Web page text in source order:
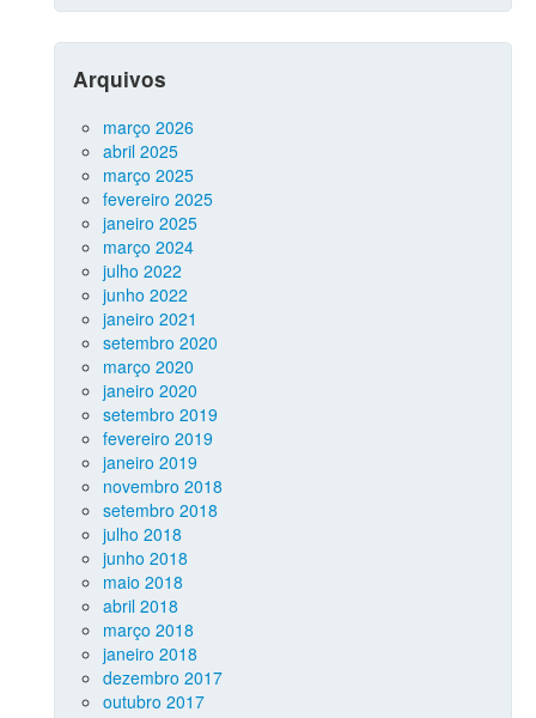
Arquivos
março 2026
abril 2025
março 2025
fevereiro 2025
janeiro 2025
março 2024
julho 2022
junho 2022
janeiro 2021
setembro 2020
março 2020
janeiro 2020
setembro 2019
fevereiro 2019
janeiro 2019
novembro 2018
setembro 2018
julho 2018
junho 2018
maio 2018
abril 2018
março 2018
janeiro 2018
dezembro 2017
outubro 2017